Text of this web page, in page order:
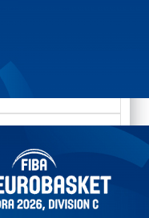
2026,
Матч сыгран 0